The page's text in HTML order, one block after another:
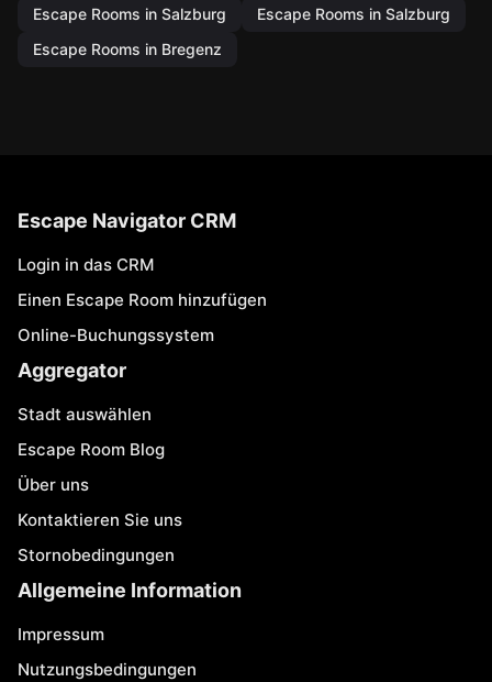
Escape Rooms in Salzburg
Escape Rooms in Salzburg
Escape Rooms in Bregenz
Escape Navigator CRM
Login in das CRM
Einen Escape Room hinzufügen
Online-Buchungssystem
Aggregator
Stadt auswählen
Escape Room Blog
Über uns
Kontaktieren Sie uns
Stornobedingungen
Allgemeine Information
Impressum
Nutzungsbedingungen